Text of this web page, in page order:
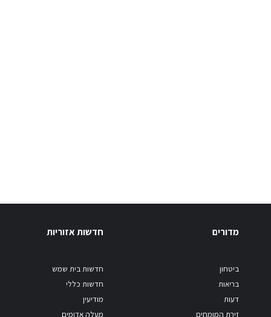
מדורים
ביטחון
בריאות
דעות
זירת המומחים
חדשות אזוריות
חדשות בית שמש
חדשות כללי
מודיעין
מעלה אדומים